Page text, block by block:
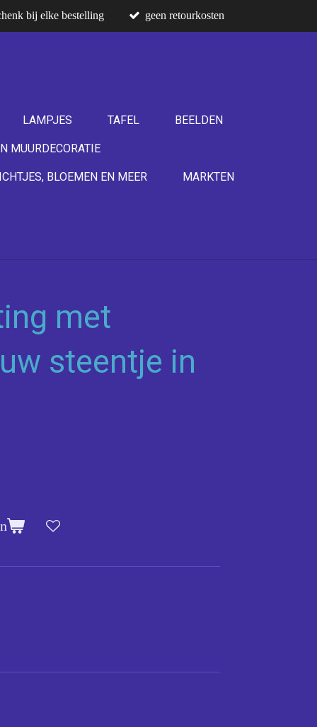
bij elke bestelling geen retourkosten
LAMPJES TAFEL BEELDEN
MUURDECORATIE
BLOEMEN EN MEER MARKTEN
met
steentje in